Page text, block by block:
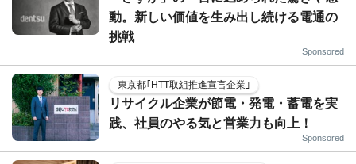
動。新しい価値を生み出し続ける電通の
挑戦
Sponsored
東京都｢HTT取組推進宣言企業｣
リサイクル企業が節電・発電・蓄電を実
践、社員のやる気と営業力も向上！
Sponsored